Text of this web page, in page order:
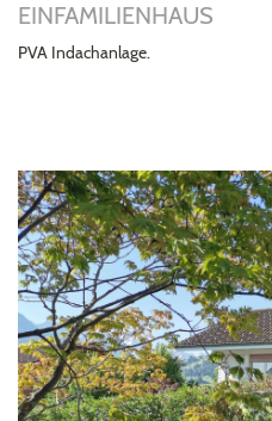
EINFAMILIENHAUS
PVA Indachanlage.